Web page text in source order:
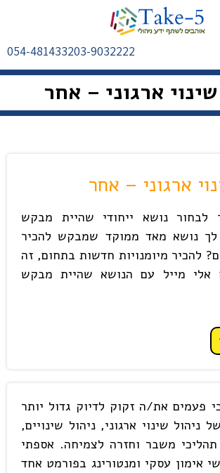
03-9032222
054-4814332
שינוי ארגוני – אחר
ארגוני – אחר
לבחור נושא ייחודי שהיית מבקש
לך נושא מאד ממוקד שמבקש להכיר
להכיר מיומנויות חדשות בתחום, זה
אלי מייל עם הנושא שהיית מבקש
פעמים את/ה זקוק לדיוק גדול יותר
ניהול שינוי ארגוני, ניהול שינויים,
משבר וחזרה לצמיחה. אספתי
7 מפגשי אימון עסקי ומנטורינג בפורמט אחד